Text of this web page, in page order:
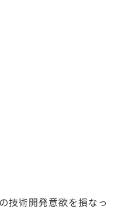
技術開発意欲を損なっ